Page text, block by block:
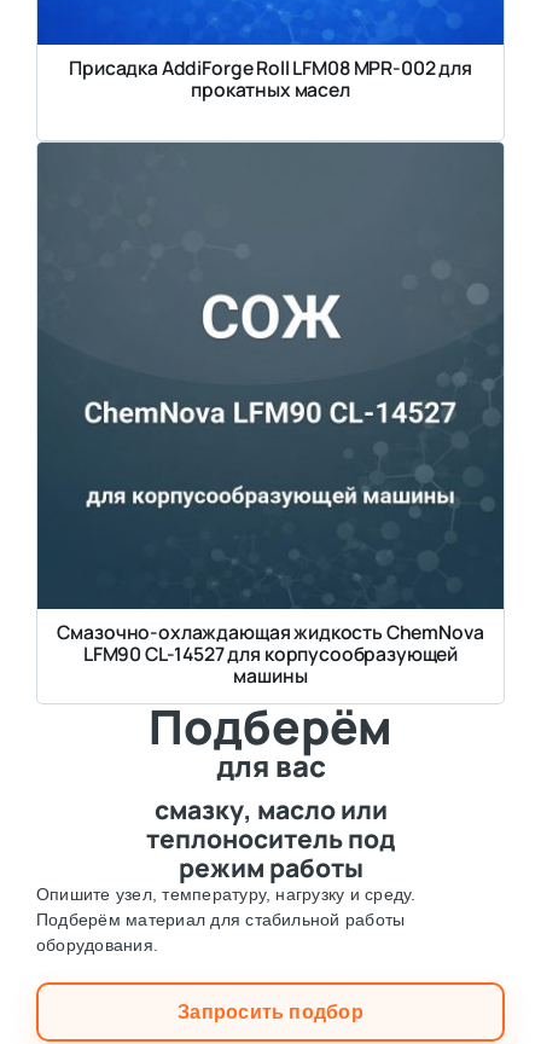
Присадка AddiForge Roll LFM08 MPR-002 для
прокатных масел
Смазочно-охлаждающая жидкость ChemNova
LFM90 CL-14527 для корпусообразующей
машины
Подберём
для вас
смазку, масло или
теплоноситель под
режим работы
Опишите узел, температуру, нагрузку и среду.
Подберём материал для стабильной работы
оборудования.
Запросить подбор